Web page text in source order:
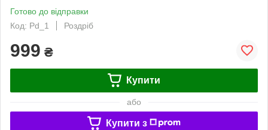
Готово до відправки
Код: Pd_1
Роздріб
999 ₴
Купити
або
Купити з